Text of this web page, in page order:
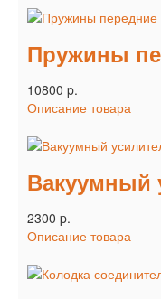
Пружины
10800 p.
Описание товара
Вакуумный
2300 p.
Описание товара